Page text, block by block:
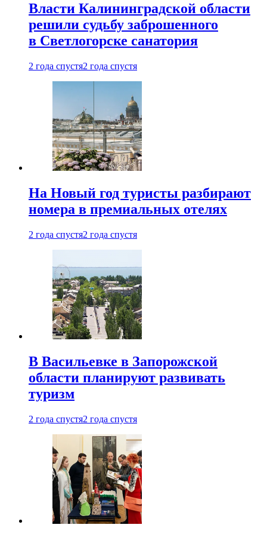
Власти Калининградской области
решили судьбу заброшенного
в Светлогорске санатория
2 года спустя2 года спустя
На Новый год туристы разбирают
номера в премиальных отелях
2 года спустя2 года спустя
В Васильевке в Запорожской
области планируют развивать
туризм
2 года спустя2 года спустя